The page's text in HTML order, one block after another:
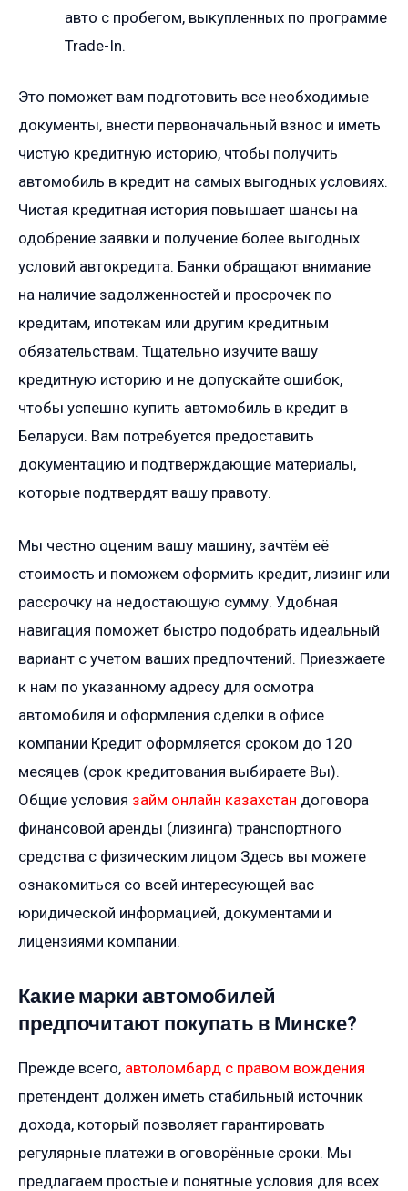
авто с пробегом, выкупленных по программе
Trade-In.
Это поможет вам подготовить все необходимые
документы, внести первоначальный взнос и иметь
чистую кредитную историю, чтобы получить
автомобиль в кредит на самых выгодных условиях.
Чистая кредитная история повышает шансы на
одобрение заявки и получение более выгодных
условий автокредита. Банки обращают внимание
на наличие задолженностей и просрочек по
кредитам, ипотекам или другим кредитным
обязательствам. Тщательно изучите вашу
кредитную историю и не допускайте ошибок,
чтобы успешно купить автомобиль в кредит в
Беларуси. Вам потребуется предоставить
документацию и подтверждающие материалы,
которые подтвердят вашу правоту.
Мы честно оценим вашу машину, зачтём её
стоимость и поможем оформить кредит, лизинг или
рассрочку на недостающую сумму. Удобная
навигация поможет быстро подобрать идеальный
вариант с учетом ваших предпочтений. Приезжаете
к нам по указанному адресу для осмотра
автомобиля и оформления сделки в офисе
компании Кредит оформляется сроком до 120
месяцев (срок кредитования выбираете Вы).
Общие условия займ онлайн казахстан договора
финансовой аренды (лизинга) транспортного
средства с физическим лицом Здесь вы можете
ознакомиться со всей интересующей вас
юридической информацией, документами и
лицензиями компании.
Какие марки автомобилей
предпочитают покупать в Минске?
Прежде всего, автоломбард с правом вождения
претендент должен иметь стабильный источник
дохода, который позволяет гарантировать
регулярные платежи в оговорённые сроки. Мы
предлагаем простые и понятные условия для всех